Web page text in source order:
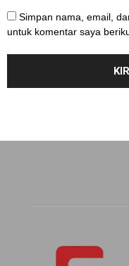
Simpan nama, email,
untuk komentar saya